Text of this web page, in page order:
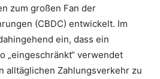
zum großen Fan der
(CBDC) entwickelt. Im
ein, dass ein
„eingeschränkt“ verwendet
alltäglichen Zahlungsverkehr zu